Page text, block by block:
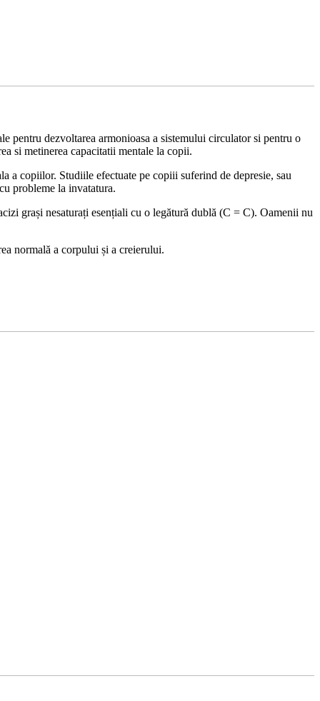
pentru dezvoltarea armonioasa a sistemului circulator si pentru o
si metinerea capacitatii mentale la copii.
a copiilor. Studiile efectuate pe copiii suferind de depresie, sau
probleme la invatatura.
grași nesaturați esențiali cu o legătură dublă (C = C). Oamenii nu
normală a corpului și a creierului.